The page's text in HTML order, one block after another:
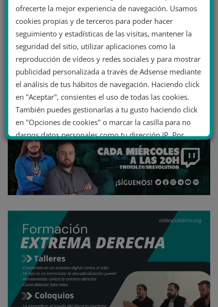
ofrecerte la mejor experiencia de navegación. Usamos
cookies propias y de terceros para poder hacer
seguimiento y estadísticas de las visitas, mantener la
seguridad del sitio, utilizar aplicaciones como la
reproducción de vídeos y redes sociales y para mostrar
publicidad personalizada a través de Adsense mediante
el análisis de tus hábitos de navegación. Haciendo click
en "Aceptar", consientes el uso de todas las cookies.
También puedes gestionarlas a tu gusto haciendo click
en "Opciones de cookies" o marcar la casilla para no
darnos datos personales como tu dirección IP. Por
último, puedes leer nuestra Política de cookies.
No dar mi información personal
.
Rechazar cookies Política de cookies